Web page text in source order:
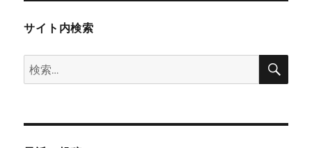
サイト内検索
検
索:
検